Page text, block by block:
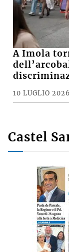
A Imola
10 LUGLIO 2026
Castel